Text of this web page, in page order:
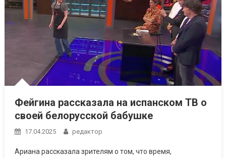
Фейгина рассказала на испанском ТВ о
своей белорусской бабушке
17.04.2025 редактор
Ариана рассказала зрителям о том, что время,